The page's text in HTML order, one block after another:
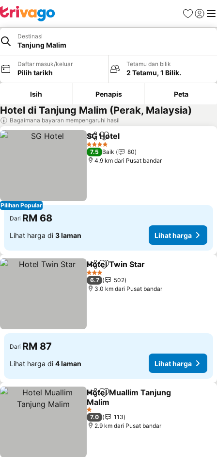
Kegemaran
Daftar
Destinasi
Tanjung Malim
Daftar masuk/keluar
Pilih tarikh
Tetamu dan bilik
2 Tetamu, 1 Bilik.
Isih Penapis Peta
Hotel di Tanjung Malim (Perak, Malaysia)
Bagaimana bayaran mempengaruhi hasil
Pilihan Popular
KongsiTambah ke favorit
SG Hotel
4 Bintang
7.5 Baik
80
4.9 km dari Pusat bandar
Dari RM 68
Lihat harga di 3 laman Lihat harga
KongsiTambah ke favorit
Hotel Twin Star
3 Bintang
6.7
502
3.0 km dari Pusat bandar
Dari RM 87
Lihat harga di 4 laman Lihat harga
KongsiTambah ke favorit
Hotel Muallim Tanjung
Malim
1 Bintang
7.0
113
2.9 km dari Pusat bandar